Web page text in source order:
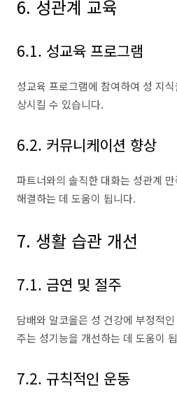
6. 성관계 교육
6.1. 성교육 프로그램
성교육 프로그램에 참여하여 성 지
상시킬 수 있습니다.
6.2. 커뮤니케이션 향상
파트너와의 솔직한 대화는 성관계
해결하는 데 도움이 됩니다.
7. 생활 습관 개선
7.1. 금연 및 절주
담배와 알코올은 성 건강에 부정적
주는 성기능을 개선하는 데 도움이
7.2. 규칙적인 운동